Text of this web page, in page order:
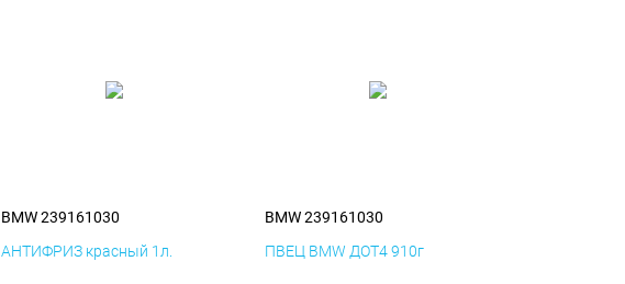
BMW 239161030
АНТИФРИЗ красный 1л.
BMW 239161030
ПВЕЦ BMW ДОТ4 910г